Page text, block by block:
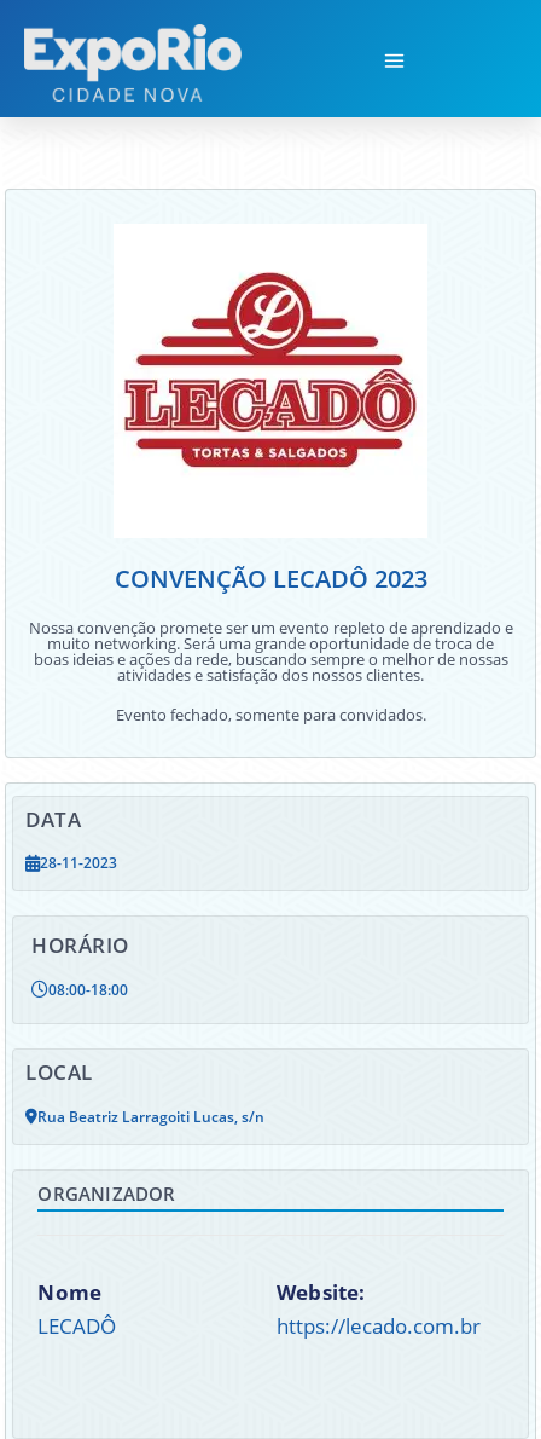
CONVENÇÃO LECADÔ 2023
CONVENÇÃO LECADÔ 2023
Nossa convenção promete ser um evento repleto de aprendizado e
muito networking. Será uma grande oportunidade de troca de
boas ideias e ações da rede, buscando sempre o melhor de nossas
atividades e satisfação dos nossos clientes.
Evento fechado, somente para convidados.
DATA
28-11-2023
HORÁRIO
08:00-18:00
LOCAL
Rua Beatriz Larragoiti Lucas, s/n
ORGANIZADOR
Nome
LECADÔ
Website:
https://lecado.com.br